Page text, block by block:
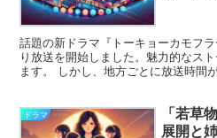
話題の新ドラマ『トーキョーカモフ
り放送を開始しました。魅力的なス
ます。 しかし、地方ごとに放送時間
ドラマ
「若草
展開と